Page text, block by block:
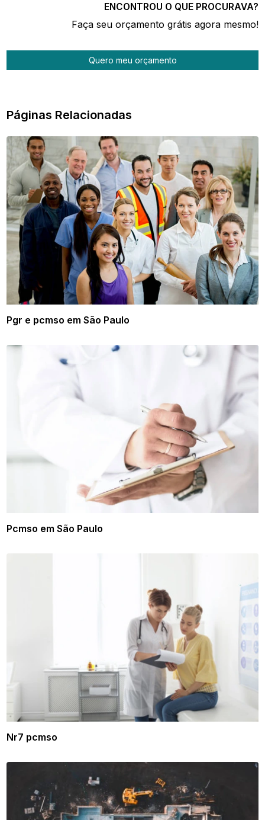
ENCONTROU O QUE PROCURAVA?
Faça seu orçamento grátis agora mesmo!
Quero meu orçamento
Páginas Relacionadas
Pgr e pcmso em São Paulo
Pcmso em São Paulo
Nr7 pcmso